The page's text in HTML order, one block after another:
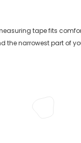
tape fits
the narrowest part of